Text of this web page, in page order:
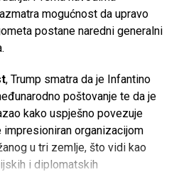
. Do sada je više od37.000
dobrovoljnog odlaska
nalazi pred jednim od
dok će naredni mjeseci
razvoja kompanije.
mogućnost da upravo
postane naredni generalni
, Trump smatra da je Infantino
poštovanje te da je
kako uspješno povezuje
organizacijom
u tri zemlje, što vidi kao
i diplomatskih